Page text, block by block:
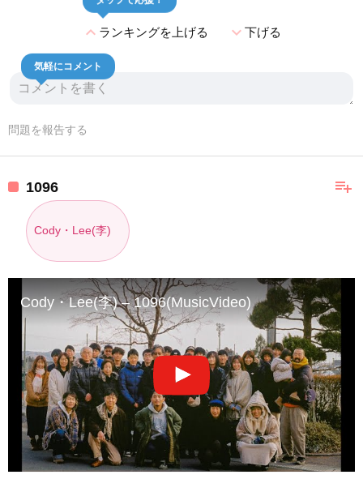
expand_lessランキングを上げる
タップで応援！
expand_more下げる
気軽にコメント
問題を報告する
playlist_add
1096
Cody・Lee(李)
Cody・Lee(李) – 1096(MusicVideo)